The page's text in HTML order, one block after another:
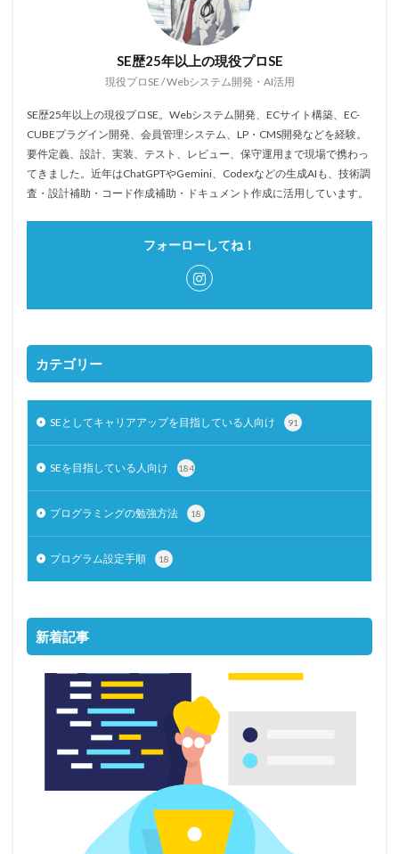
SE歴25年以上の現役プロSE
現役プロSE / Webシステム開発・AI活用
SE歴25年以上の現役プロSE。Webシステム開発、ECサイト構築、EC-
CUBEプラグイン開発、会員管理システム、LP・CMS開発などを経験。
要件定義、設計、実装、テスト、レビュー、保守運用まで現場で携わっ
てきました。近年はChatGPTやGemini、Codexなどの生成AIも、技術調
査・設計補助・コード作成補助・ドキュメント作成に活用しています。
フォーローしてね！
カテゴリー
SEとしてキャリアアップを目指している人向け 91
SEを目指している人向け 184
プログラミングの勉強方法 18
プログラム設定手順 18
新着記事